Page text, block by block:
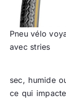
Pneu vélo
avec stries
sec, humide
ce qui